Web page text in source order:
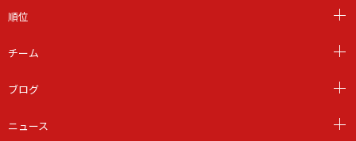
順位
チーム
ブログ
ニュース